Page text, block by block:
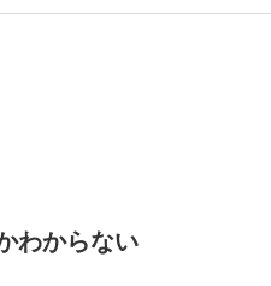
わからない